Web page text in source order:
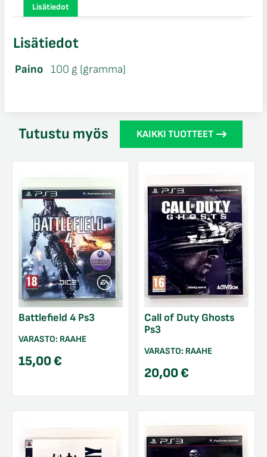
Lisätiedot
Lisätiedot
Paino 100 g (gramma)
Tutustu myös KAIKKI TUOTTEET
Battlefield 4 Ps3
VARASTO: RAAHE
15,00€
Call of Duty Ghosts
Ps3
VARASTO: RAAHE
20,00€